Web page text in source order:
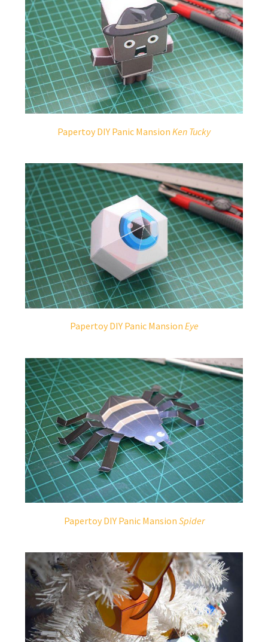
Papertoy DIY Panic Mansion Ken Tucky
Papertoy DIY Panic Mansion Eye
Papertoy DIY Panic Mansion Spider